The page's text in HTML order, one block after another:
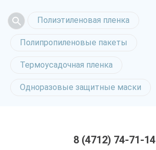
Полиэтиленовая пленка
Полипропиленовые пакеты
Термоусадочная пленка
Одноразовые защитные маски
8 (4712) 74-71-14